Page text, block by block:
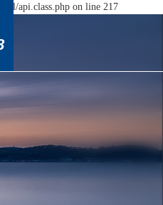
api.class.php on line 217